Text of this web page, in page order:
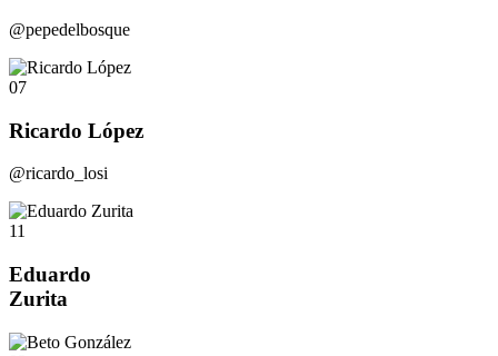
@pepedelbosque
07
Ricardo López
@ricardo_losi
11
Eduardo
Zurita